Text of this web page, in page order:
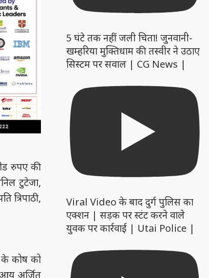
रुपए की
टुटेजा,
त्रिपाठी,
के कोष को
अर्जित
5 घंटे तक नहीं जली चिता! जुनवानी-
खम्हरिया मुक्तिधाम की तस्वीर ने उठाए
सिस्टम पर सवाल | CG News |
Viral Video के बाद दुर्ग पुलिस का
एक्शन | सड़क पर स्टंट करने वाले
युवक पर कार्रवाई | Utai Police |